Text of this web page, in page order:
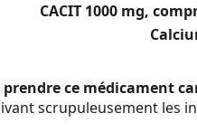
CACIT 1000 mg,
ce médicament
scrupuleusement